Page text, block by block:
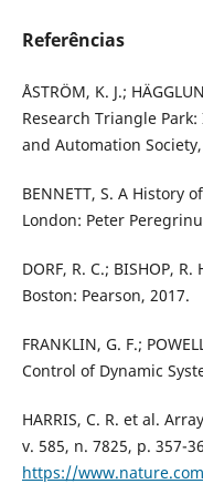
Referências
ÅSTRÖM, K. J.;
Research Triangle
and Automation
BENNETT, S. A History
London: Peter
DORF, R. C.; BISHOP,
Boston: Pearson, 2017.
FRANKLIN, G. F.;
Control of Dynamic
HARRIS, C. R. et al.
v. 585, n. 7825, p. 357-
https://